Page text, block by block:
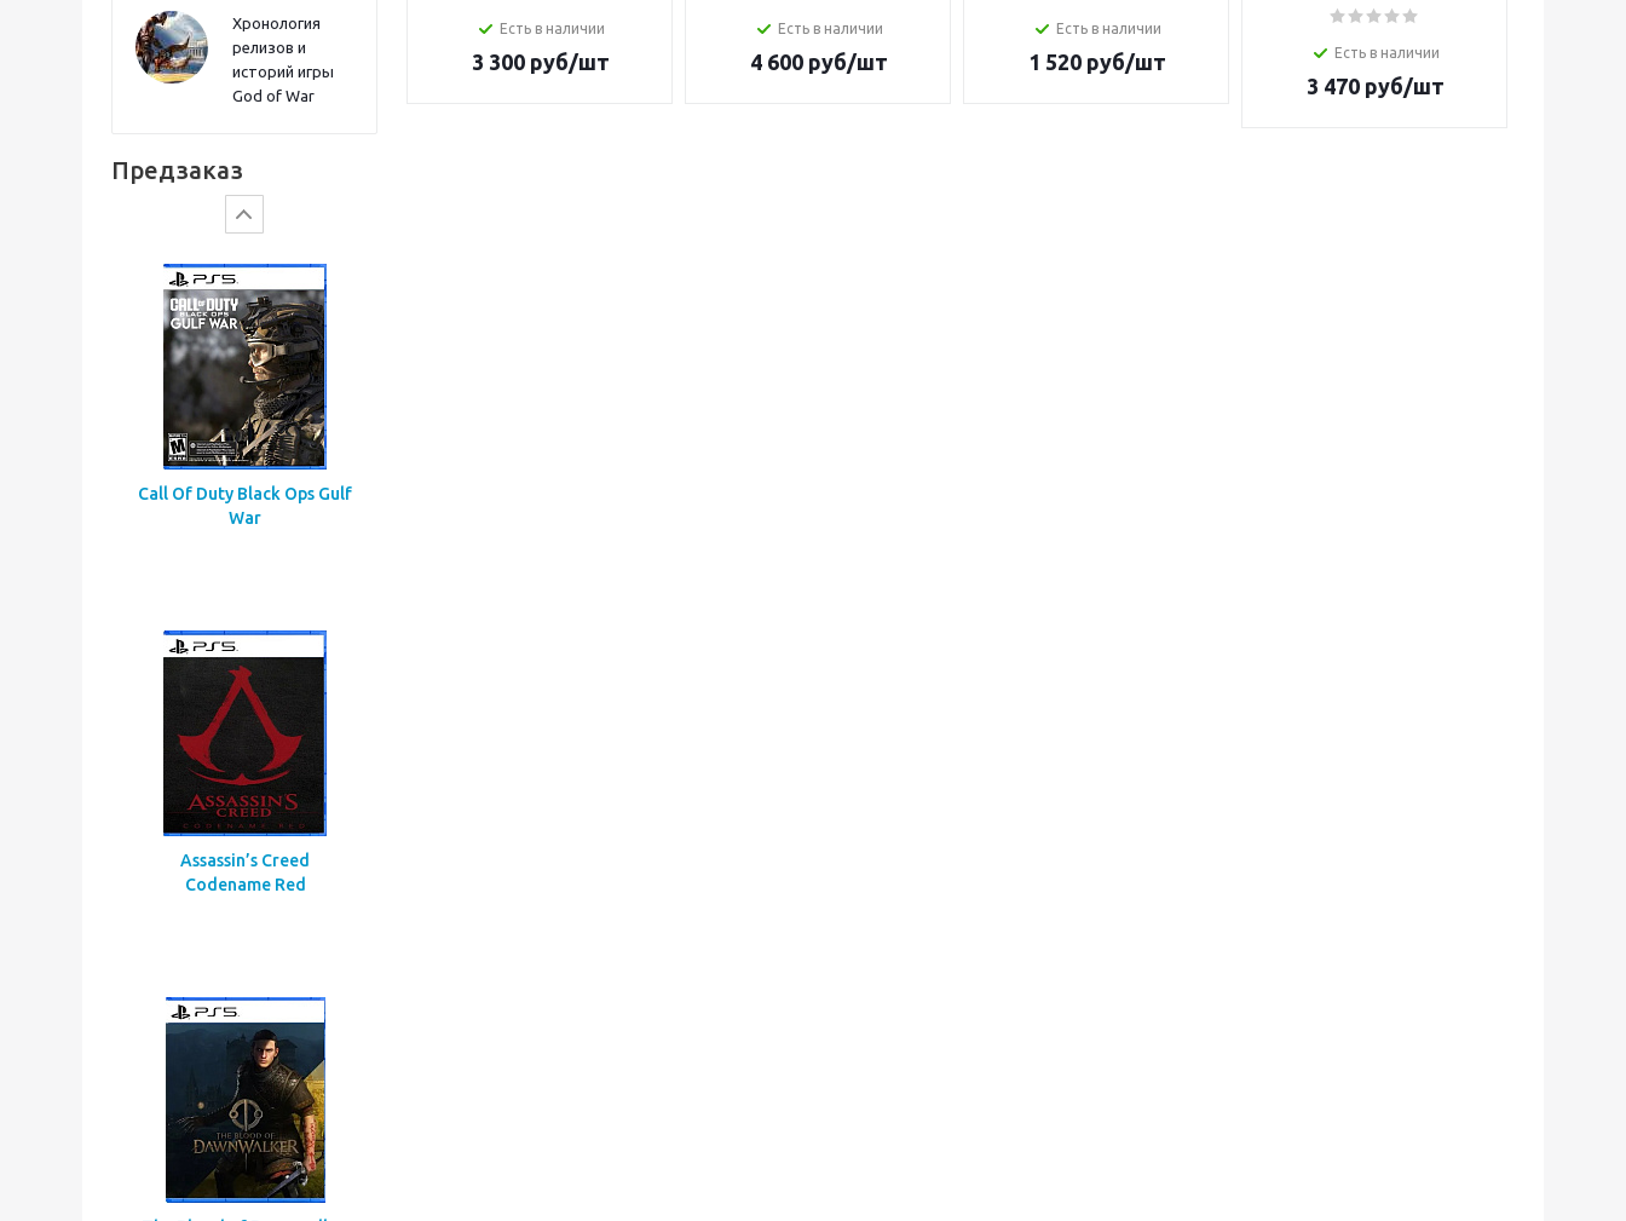
Хронология
релизов и
историй игры
God of War
Предзаказ
Call Of Duty Black Ops Gulf
War
Assassin’s Creed
Codename Red
Есть в наличии
3 300руб/шт
Есть в наличии
4 600руб/шт
Есть в наличии
1 520руб/шт Есть в наличии
3 470руб/шт